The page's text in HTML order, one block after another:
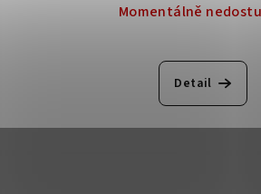
Momentálně
Detail